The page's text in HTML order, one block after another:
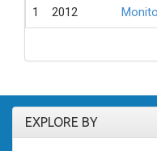
1 2012
EXPLORE BY